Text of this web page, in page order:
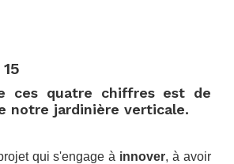
ces quatre chiffres est de
notre jardinière verticale.
qui s'engage à innover, à avoir